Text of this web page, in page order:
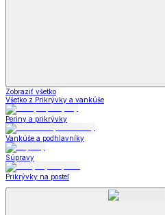
Zobraziť všetko
Všetko z Prikrývky a vankúše
Periny a prikrývky
Vankúše a podhlavníky
Súpravy
Prikrývky na posteľ